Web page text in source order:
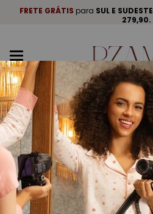
FRETE GRÁTIS para SUL E SUDESTE
279,90.
navegação
INÍCIO OUTLET 🏷️